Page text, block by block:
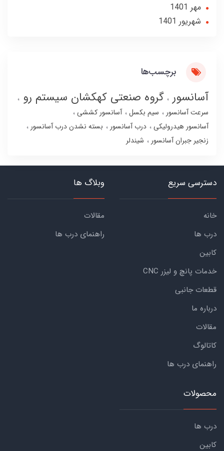
مهر 1401
شهریور 1401
برچسب‌ها
آسانسور گروه صنعتی کهکشان سیستم رو
سرعت آسانسور سیم بکسل
آسانسور کششی
آسانسور هیدرولیکی
درب آسانسور
بسته نشدن درب آسانسور
زنجیر جبران آسانسور
شیندلر
دسترسی سریع
خانه
درب ها
کابین
خدمات پانچ و لیزر CNC
قطعات جانبی
درباره ما
مقالات
کاتالوگ
راهنمای درب ها
وبلاگ ها
مقالات
راهنمای درب ها
محصولات
درب ها
کابین